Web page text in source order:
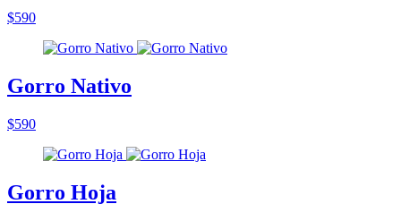
$590
Gorro Nativo
$590
Gorro Hoja